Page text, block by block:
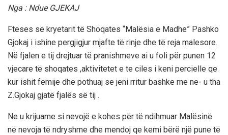
Nga : Ndue GJEKAJ
Fteses së kryetarit të Shoqates “Malësia e Madhe” Pashko
Gjokaj i ishine pergjigjur mjafte të rinje dhe të reja malesore.
Në fjalen e tij drejtuar të pranishmeve ai u foli për punen 12
vjecare të shoqates ,aktivitetet e te ciles i keni percielle qe
kur ishit femije dhe pothuaj se jeni rritur bashke me ne- u tha
Z.Gjokaj gjatë fjalës së tij .
Ne u krijuame si nevojë e kohes për të ndihmuar Malësinë
në nevoja të ndryshme dhe mendoj qe kemi bërë një pune të